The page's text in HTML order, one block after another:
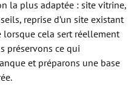
la plus adaptée : site vitrine,
reprise d’un site existant
cela sert réellement
préservons ce qui
et préparons une base